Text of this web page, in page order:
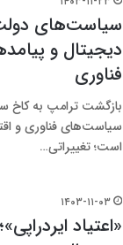
سیاست‌های
دیجیتال و
فناوری
بازگشت ترامپ به کاخ
سیاست‌های فناوری و
است؛ تغییراتی…
۱۴۰۳-۱۱-۰۳
«اعتیاد